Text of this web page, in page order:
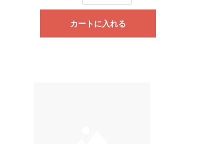
カートに入れる